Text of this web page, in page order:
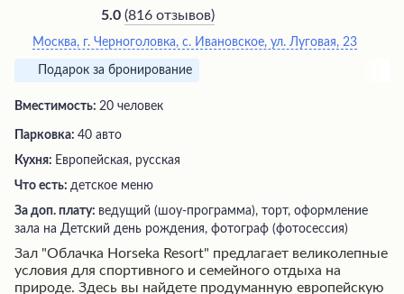
5.0 (816 отзывов)
Москва, г. Черноголовка, с. Ивановское, ул. Луговая, 23
Подарок за бронирование
Вместимость: 20 человек
Парковка: 40 авто
Кухня: Европейская, русская
Что есть: детское меню
За доп. плату: ведущий (шоу-программа), торт, оформление
зала на Детский день рождения, фотограф (фотосессия)
Зал "Облачка Horseka Resort" предлагает великолепные
условия для спортивного и семейного отдыха на
природе. Здесь вы найдете продуманную европейскую